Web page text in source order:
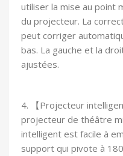
utiliser la mise au point
du projecteur. La
peut corriger
bas. La gauche et la
ajustées.
4. 【Projecteur
projecteur de théâtre
intelligent est facile à
support qui pivote à